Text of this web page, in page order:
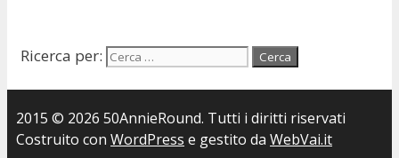
Ricerca per:
2015 © 2026 50AnnieRound. Tutti i diritti riservati
Costruito con WordPress e gestito da WebVai.it